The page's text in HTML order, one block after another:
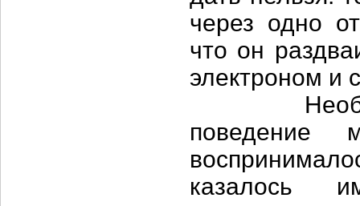
через одно
что он
электроном и
поведение
казалось